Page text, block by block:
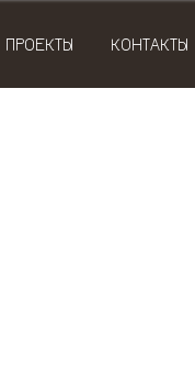
ПРОЕКТЫ КОНТАКТЫ